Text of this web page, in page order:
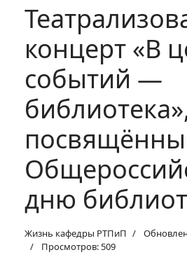
концерт «В
событий —
дню
Жизнь кафедры РТПиП
Просмотров: 509